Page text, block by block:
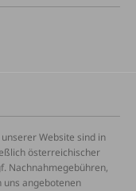
Website sind in
österreichischer
Nachnahmegebühren,
angebotenen